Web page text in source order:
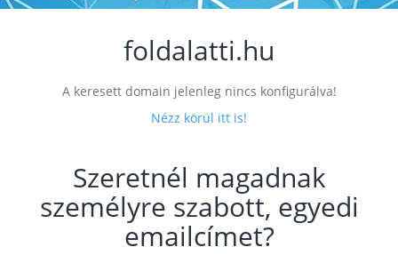
foldalatti.hu
A keresett domain jelenleg nincs konfigurálva!
Nézz körül itt is!
Szeretnél magadnak
személyre szabott, egyedi
emailcímet?